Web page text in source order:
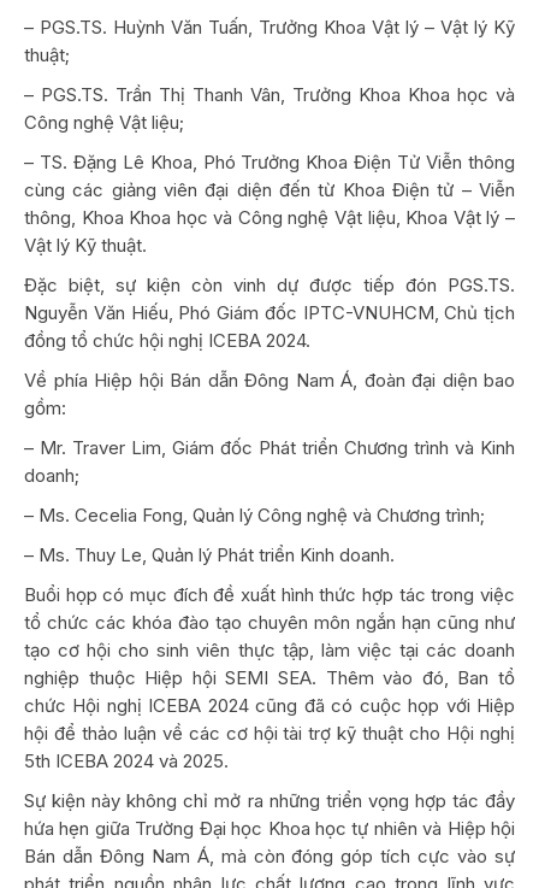
– PGS.TS. Huỳnh Văn Tuấn, Trưởng Khoa Vật lý – Vật lý Kỹ
thuật;
– PGS.TS. Trần Thị Thanh Vân, Trưởng Khoa Khoa học và
Công nghệ Vật liệu;
– TS. Đặng Lê Khoa, Phó Trưởng Khoa Điện Tử Viễn thông
cùng các giảng viên đại diện đến từ Khoa Điện tử – Viễn
thông, Khoa Khoa học và Công nghệ Vật liệu, Khoa Vật lý –
Vật lý Kỹ thuật.
Đặc biệt, sự kiện còn vinh dự được tiếp đón PGS.TS.
Nguyễn Văn Hiếu, Phó Giám đốc IPTC-VNUHCM, Chủ tịch
đồng tổ chức hội nghị ICEBA 2024.
Về phía Hiệp hội Bán dẫn Đông Nam Á, đoàn đại diện bao
gồm:
– Mr. Traver Lim, Giám đốc Phát triển Chương trình và Kinh
doanh;
– Ms. Cecelia Fong, Quản lý Công nghệ và Chương trình;
– Ms. Thuy Le, Quản lý Phát triển Kinh doanh.
Buổi họp có mục đích đề xuất hình thức hợp tác trong việc
tổ chức các khóa đào tạo chuyên môn ngắn hạn cũng như
tạo cơ hội cho sinh viên thực tập, làm việc tại các doanh
nghiệp thuộc Hiệp hội SEMI SEA. Thêm vào đó, Ban tổ
chức Hội nghị ICEBA 2024 cũng đã có cuộc họp với Hiệp
hội để thảo luận về các cơ hội tài trợ kỹ thuật cho Hội nghị
5th ICEBA 2024 và 2025.
Sự kiện này không chỉ mở ra những triển vọng hợp tác đầy
hứa hẹn giữa Trường Đại học Khoa học tự nhiên và Hiệp hội
Bán dẫn Đông Nam Á, mà còn đóng góp tích cực vào sự